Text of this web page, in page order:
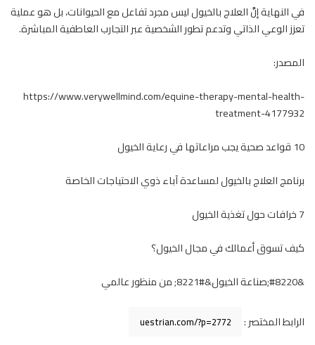
في النهاية إنَّ العلاج بالخيول ليس مجرد تفاعل مع الحيوانات، بل هو عملية
تعزز الوعي الذاتي وتدعم تطور الشخصية عبر التجارب العاطفية المباشرة.
المصدر:
https://www.verywellmind.com/equine-therapy-mental-health-
treatment-4177932
10 قواعد صحية يجب مراعاتها في رعاية الخيول
برنامج العلاج بالخيول لمساعدة آباء ذوي الاحتياجات الخاصة
7 خرافات حول تغذية الخيول
كيف تسوق أعمالك في مجال الخيول؟
&#8220;صناعة الخيول&#8221; من منظور عالمي
الرابط المختصر :